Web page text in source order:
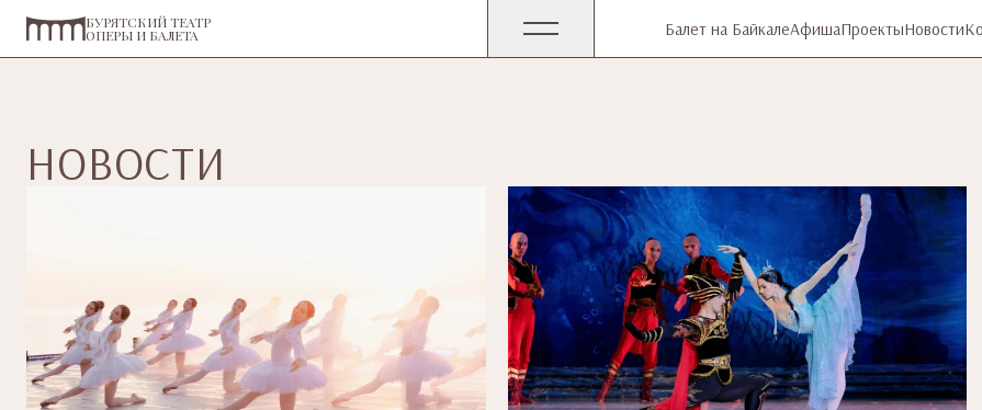
БУРЯТСКИЙ ТЕАТР
ОПЕРЫ И БАЛЕТА Балет на БайкалеАфишаПроектыНовости
НОВОСТИ